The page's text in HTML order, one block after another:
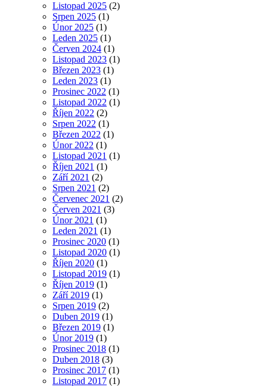
Listopad 2025 (2)
Srpen 2025 (1)
Únor 2025 (1)
Leden 2025 (1)
Červen 2024 (1)
Listopad 2023 (1)
Březen 2023 (1)
Leden 2023 (1)
Prosinec 2022 (1)
Listopad 2022 (1)
Říjen 2022 (2)
Srpen 2022 (1)
Březen 2022 (1)
Únor 2022 (1)
Listopad 2021 (1)
Říjen 2021 (1)
Září 2021 (2)
Srpen 2021 (2)
Červenec 2021 (2)
Červen 2021 (3)
Únor 2021 (1)
Leden 2021 (1)
Prosinec 2020 (1)
Listopad 2020 (1)
Říjen 2020 (1)
Listopad 2019 (1)
Říjen 2019 (1)
Září 2019 (1)
Srpen 2019 (2)
Duben 2019 (1)
Březen 2019 (1)
Únor 2019 (1)
Prosinec 2018 (1)
Duben 2018 (3)
Prosinec 2017 (1)
Listopad 2017 (1)